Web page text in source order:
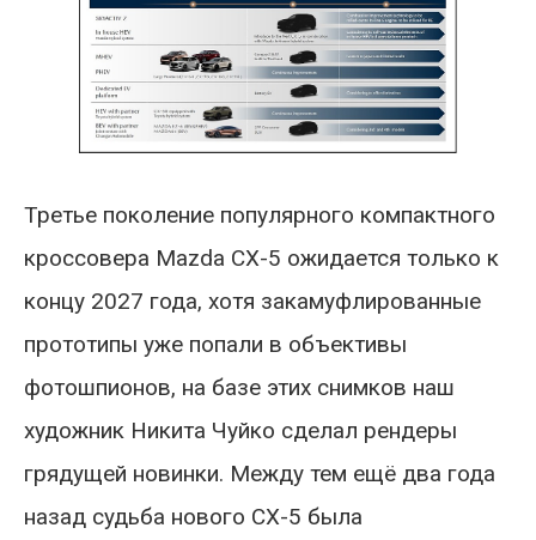
Третье поколение популярного компактного
кроссовера Mazda CX-5 ожидается только к
концу 2027 года, хотя закамуфлированные
прототипы уже попали в объективы
фотошпионов, на базе этих снимков наш
художник Никита Чуйко сделал рендеры
грядущей новинки. Между тем ещё два года
назад судьба нового CX-5 была